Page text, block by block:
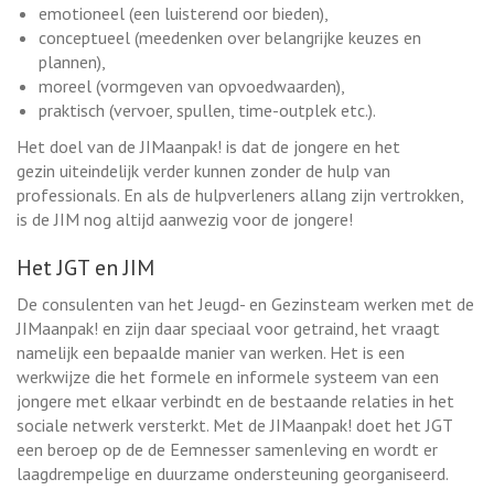
emotioneel (een luisterend oor bieden),
conceptueel (meedenken over belangrijke keuzes en
plannen),
moreel (vormgeven van opvoedwaarden),
praktisch (vervoer, spullen, time-outplek etc.).
Het doel van de JIMaanpak! is dat de jongere en het
gezin uiteindelijk verder kunnen zonder de hulp van
professionals. En als de hulpverleners allang zijn vertrokken,
is de JIM nog altijd aanwezig voor de jongere!
Het JGT en JIM
De consulenten van het Jeugd- en Gezinsteam werken met de
JIMaanpak! en zijn daar speciaal voor getraind, het vraagt
namelijk een bepaalde manier van werken. Het is een
werkwijze die het formele en informele systeem van een
jongere met elkaar verbindt en de bestaande relaties in het
sociale netwerk versterkt. Met de JIMaanpak! doet het JGT
een beroep op de de Eemnesser samenleving en wordt er
laagdrempelige en duurzame ondersteuning georganiseerd.